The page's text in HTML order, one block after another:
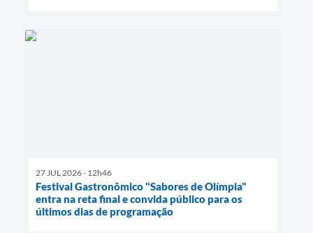
27 JUL 2026 - 12h46
Festival Gastronômico "Sabores de Olímpia"
entra na reta final e convida público para os
últimos dias de programação